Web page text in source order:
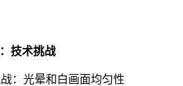
技术挑战
：光晕和白画面均匀性